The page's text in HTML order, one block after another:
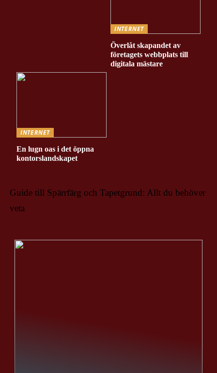
INTERNET
Överlåt skapandet av
företagets webbplats till
digitala mästare
INTERNET
En lugn oas i det öppna
kontorslandskapet
Guide till Spärrfärg och Tapetgrund: Allt du behöver
veta